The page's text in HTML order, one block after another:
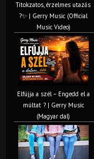
Titokzatos, érzelmes utazás
?✨ | Gerry Music (Official
Music Video)
Elfújja a szél – Engedd el a
múltat ? | Gerry Music
(Magyar dal)